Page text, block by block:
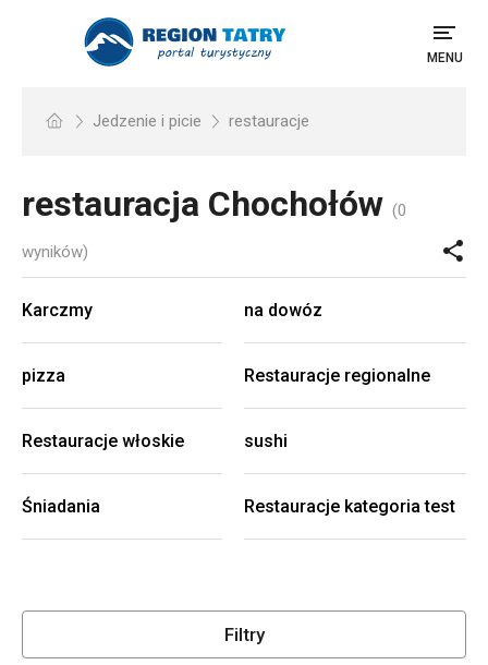
MENU
Jedzenie i picie restauracje
restauracja Chochołów (0
wyników)
Karczmy na dowóz
pizza Restauracje regionalne
Restauracje włoskie sushi
Śniadania Restauracje kategoria test
Filtry